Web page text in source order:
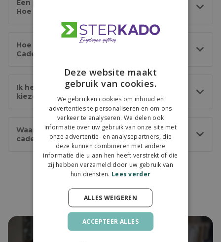
Een product op de webshop is verdwenen.
Hoe kan dit?
Hoe verzilver ik mijn bestelde Fashion
Cadeaukaart?
Ik heb een verkeerde keuze gemaakt bij het
kiezen cadeaukaart
Waarom kan ik niet kiezen voor een bol.com
cadeaukaart?
We doen je 3 beloftes
Deze website maakt
gebruik van cookies.
We gebruiken cookies om inhoud en
advertenties te personaliseren en om ons
verkeer te analyseren. We delen ook
informatie over uw gebruik van onze site met
onze advertentie- en analysepartners, die
deze kunnen combineren met andere
informatie die u aan hen heeft verstrekt of die
zij hebben verzameld door uw gebruik van
hun diensten. Lees verder
ACCEPTEER ALLES
ALLES WEIGEREN